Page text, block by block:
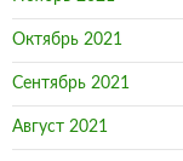
Октябрь 2021
Сентябрь 2021
Август 2021